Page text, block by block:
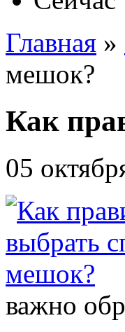
Главная »
мешок?
Как
05
важно